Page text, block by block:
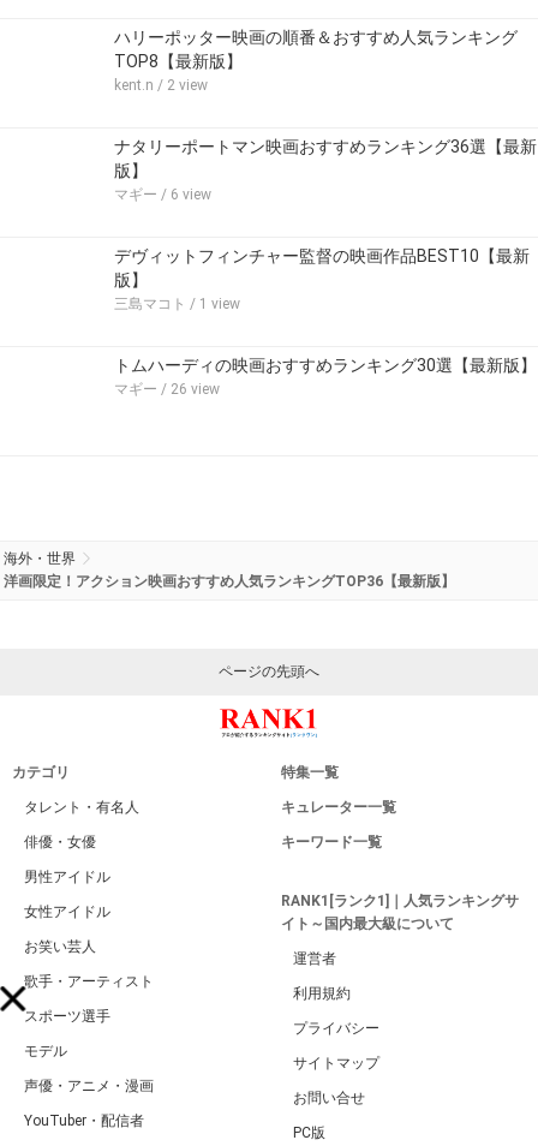
ハリーポッター映画の順番＆おすすめ人気ランキング
TOP8【最新版】
kent.n / 2 view
ナタリーポートマン映画おすすめランキング36選【最新
版】
マギー / 6 view
デヴィットフィンチャー監督の映画作品BEST10【最新
版】
三島マコト / 1 view
トムハーディの映画おすすめランキング30選【最新版】
マギー / 26 view
海外・世界
洋画限定！アクション映画おすすめ人気ランキングTOP36【最新版】
ページの先頭へ
カテゴリ
タレント・有名人
俳優・女優
男性アイドル
女性アイドル
お笑い芸人
歌手・アーティスト
スポーツ選手
モデル
声優・アニメ・漫画
YouTuber・配信者
特集一覧
キュレーター一覧
キーワード一覧
RANK1[ランク1]｜人気ランキングサ
イト～国内最大級について
運営者
利用規約
プライバシー
サイトマップ
お問い合せ
PC版